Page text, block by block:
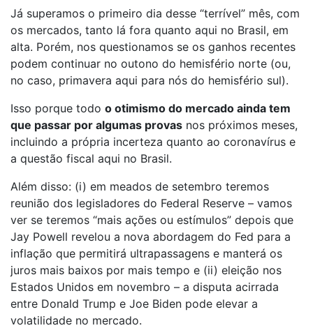
Já superamos o primeiro dia desse “terrível” mês, com
os mercados, tanto lá fora quanto aqui no Brasil, em
alta. Porém, nos questionamos se os ganhos recentes
podem continuar no outono do hemisfério norte (ou,
no caso, primavera aqui para nós do hemisfério sul).
Isso porque todo o otimismo do mercado ainda tem
que passar por algumas provas nos próximos meses,
incluindo a própria incerteza quanto ao coronavírus e
a questão fiscal aqui no Brasil.
Além disso: (i) em meados de setembro teremos
reunião dos legisladores do Federal Reserve – vamos
ver se teremos “mais ações ou estímulos” depois que
Jay Powell revelou a nova abordagem do Fed para a
inflação que permitirá ultrapassagens e manterá os
juros mais baixos por mais tempo e (ii) eleição nos
Estados Unidos em novembro – a disputa acirrada
entre Donald Trump e Joe Biden pode elevar a
volatilidade no mercado.